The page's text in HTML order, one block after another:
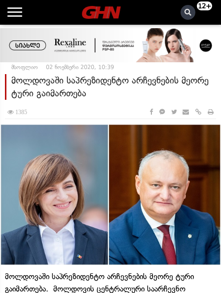
12+
მსოფლიო 02 ნოემბერი 2020, 10:39
მოლდოვაში საპრეზიდენტო არჩევნების მეორე
ტური გაიმართება
1385
მოლდოვაში საპრეზიდენტო არჩევნების მეორე ტური
გაიმართება. მოლდოვის ცენტრალური საარჩევნო